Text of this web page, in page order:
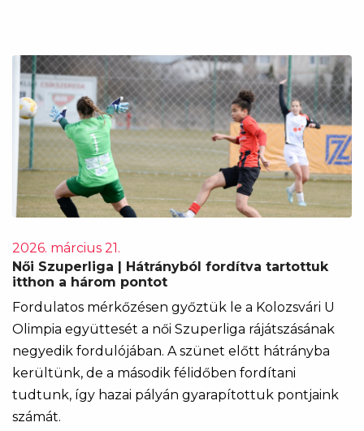
2026. március 21.
Női Szuperliga | Hátrányból fordítva tartottuk
itthon a három pontot
Fordulatos mérkőzésen győztük le a Kolozsvári U
Olimpia együttesét a női Szuperliga rájátszásának
negyedik fordulójában. A szünet előtt hátrányba
kerültünk, de a második félidőben fordítani
tudtunk, így hazai pályán gyarapítottuk pontjaink
számát.